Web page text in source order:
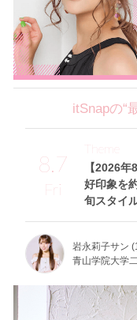
itSnapの“
8.7
Fri
【2026年
好印象を
旬スタイ
Theme
岩永莉子サン
青山学院大学